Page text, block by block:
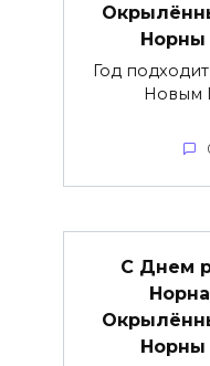
Норны
Год
Новым
С Днем
Норны